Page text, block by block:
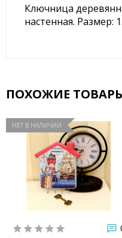
Ключница
настенная. Размер:
ПОХОЖИЕ
НЕТ В НАЛИЧИИ